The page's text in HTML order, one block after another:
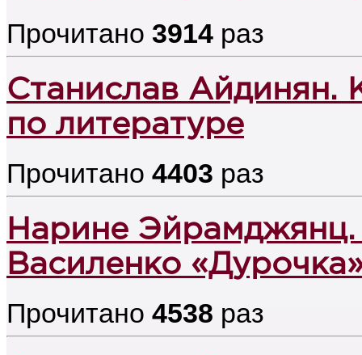
Прочитано 3914 раз
Станислав Айдинян.
по литературе
Прочитано 4403 раз
Нарине
Василенко
Прочитано 4538 раз